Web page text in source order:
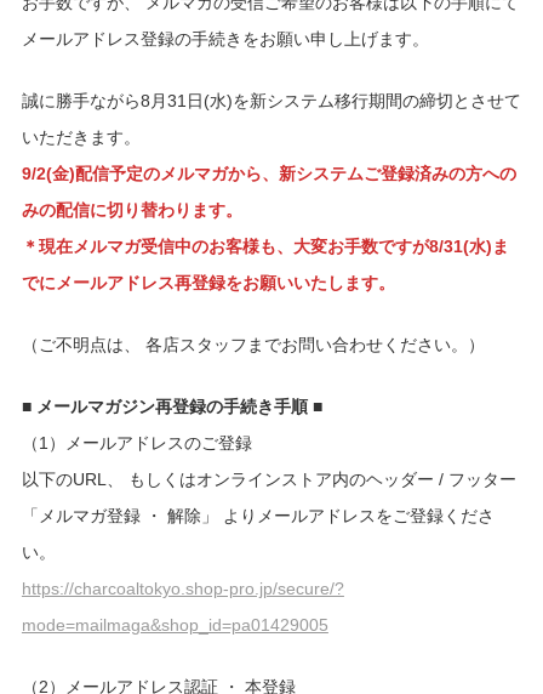
メールアドレス登録の手続きをお願い申し上げます。
誠に勝手ながら8月31日(水)を新システム移行期間の締切とさせて
いただきます。
9/2(金)配信予定のメルマガから、新システムご登録済みの方への
みの配信に切り替わります。
＊現在メルマガ受信中のお客様も、大変お手数ですが8/31(水)ま
でにメールアドレス再登録をお願いいたします。
（ご不明点は、 各店スタッフまでお問い合わせください。）
■ メールマガジン再登録の手続き手順■
（1）メールアドレスのご登録
以下のURL、 もしくはオンラインストア内のヘッダー / フッター
「メルマガ登録 ・ 解除」 よりメールアドレスをご登録くださ
い。
https://charcoaltokyo.shop-pro.jp/secure/?
mode=mailmaga&shop_id=pa01429005
（2）メールアドレス認証 ・ 本登録